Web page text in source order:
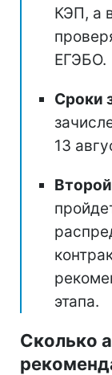
КЭП, а
ЕГЭБО.
Сроки
13
этапа.
Сколько